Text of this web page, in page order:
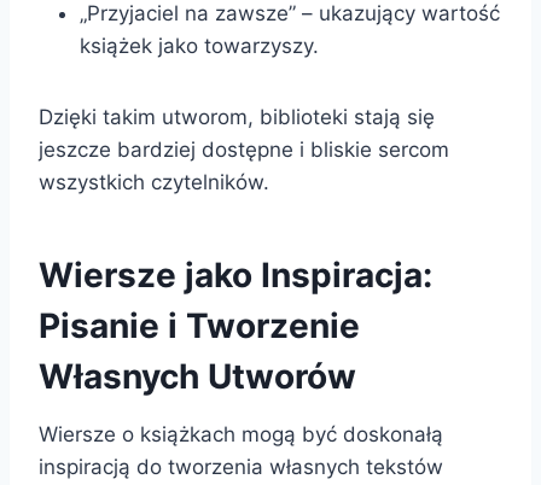
„Przyjaciel na zawsze” – ukazujący wartość
książek jako towarzyszy.
Dzięki takim utworom, biblioteki stają się
jeszcze bardziej dostępne i bliskie sercom
wszystkich czytelników.
Wiersze jako Inspiracja:
Pisanie i Tworzenie
Własnych Utworów
Wiersze o książkach mogą być doskonałą
inspiracją do tworzenia własnych tekstów